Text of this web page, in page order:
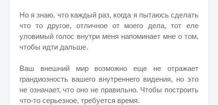
Но я знаю, что каждый раз, когда я пытаюсь сделать
что то другое, отличное от моего дела, тот еле
уловимый голос внутри меня напоминает мне о том,
чтобы идти дальше.
Ваш внешний мир возможно еще не отражает
грандиозность вашего внутреннего видения, но это
не означает, что оно не правильно. Чтобы построить
что-то серьезное, требуется время.